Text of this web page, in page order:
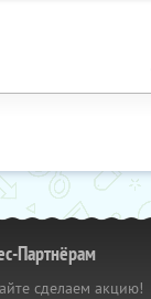
Партнёрам
сделаем акцию!